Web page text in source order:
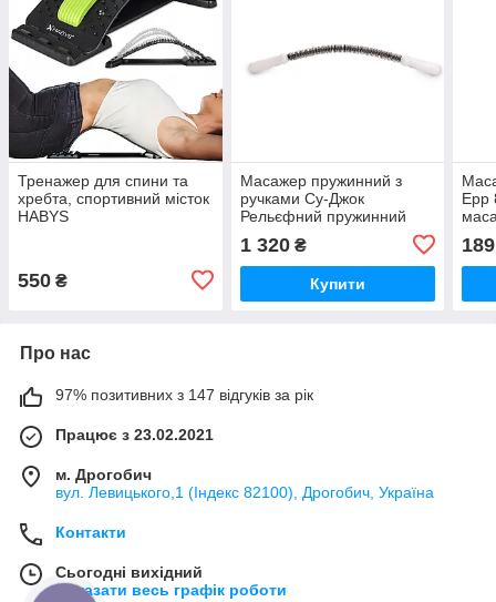
Тренажер для спини та
хребта, спортивний місток
HABYS
550 ₴
Масажер пружинний з
ручками Су-Джок
Рельєфний пружинний
Інарі масажер
1 320₴
Купити
Epp
189
Про нас
97% позитивних з 147 відгуків за рік
Працює з 23.02.2021
м. Дрогобич
вул. Левицького,1 (Індекс 82100), Дрогобич, Україна
Контакти
Сьогодні вихідний
Показати весь графік роботи